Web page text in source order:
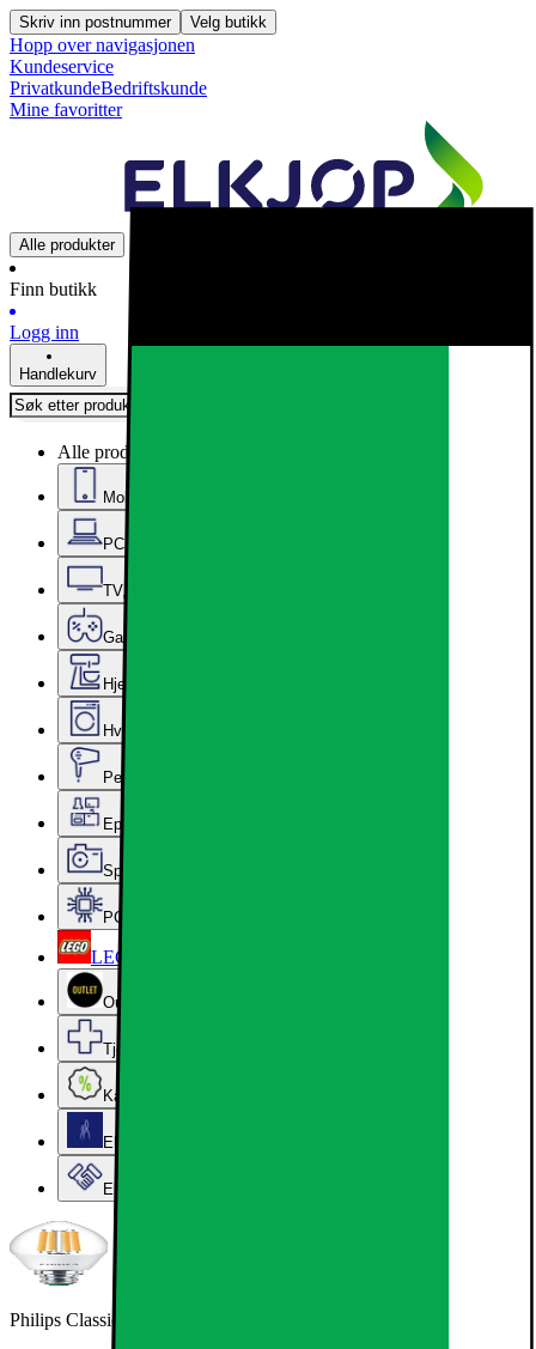
Skriv inn postnummer Velg butikk
Hopp over navigasjonen
Kundeservice
PrivatkundeBedriftskunde
Mine favoritter
Alle produkter
Finn butikk
Logg inn
Handlekurv
Alle produkter
Mobil, nettbrett og smartklokker
PC, datautstyr og kontor
TV, lyd og smarte hjem
Gaming
Hjem, rengjøring og kjøkkenutstyr
Hvitevarer
Personlig pleie, skjønnhet og velvære
Epoq kjøkken og vaskerom
Sport, hobby og fritid
PC-komponenter
LEGO
Outlet
Tjenester og tilbehør
Kampanjer
Elkjøps kundeklubb
Elkjøp Bedrift
Philips Classic LED-lyspære 2,3W B35 E14